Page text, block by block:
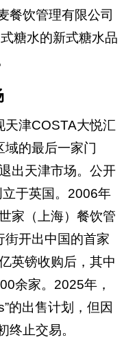
餐饮管理有限公司
糖水的新式糖水品
天津COSTA大悦汇
域的最后一家门
出天津市场。公开
于英国。2006年
家（上海）餐饮管
街开出中国的首家
英镑收购后，其中
余家。2025年，
的出售计划，但因
终止交易。